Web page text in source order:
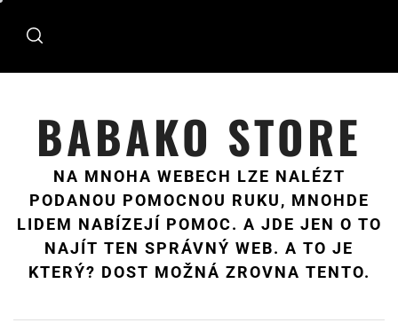
BABAKO STORE
NA MNOHA WEBECH LZE NALÉZT
PODANOU POMOCNOU RUKU, MNOHDE
LIDEM NABÍZEJÍ POMOC. A JDE JEN O TO
NAJÍT TEN SPRÁVNÝ WEB. A TO JE
KTERÝ? DOST MOŽNÁ ZROVNA TENTO.